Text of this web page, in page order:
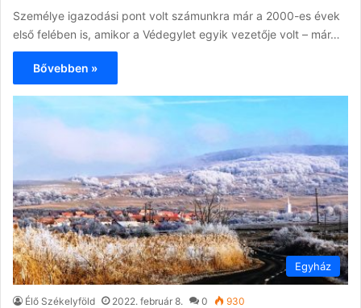
Személye igazodási pont volt számunkra már a 2000-es évek
első felében is, amikor a Védegylet egyik vezetője volt – már…
Bővebben »
Egyház
Élő Székelyföld 2022. február 8. 0 930